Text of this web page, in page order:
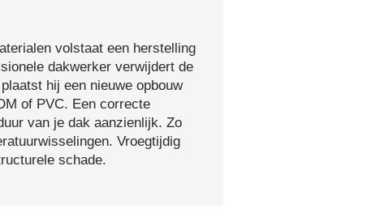
volstaat een herstelling
dakwerker verwijdert de
hij een nieuwe opbouw
of PVC. Een correcte
van je dak aanzienlijk. Zo
Vroegtijdig
schade.